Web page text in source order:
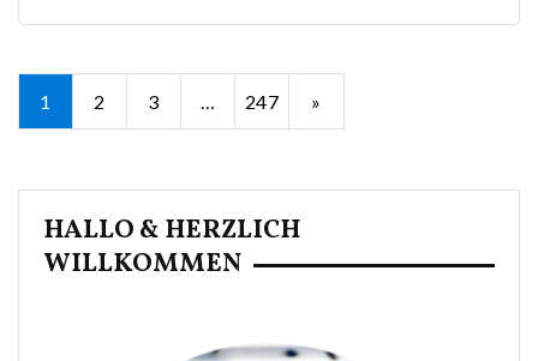
Seitennummerierung
der
Beiträge
1 2 3 … 247 »
HALLO & HERZLICH
WILLKOMMEN